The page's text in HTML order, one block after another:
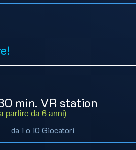
min. VR station
partire da 6 anni)
da 1 o 10 Giocatori